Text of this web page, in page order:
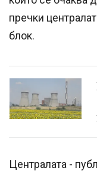
пречки
блок.
Централата -